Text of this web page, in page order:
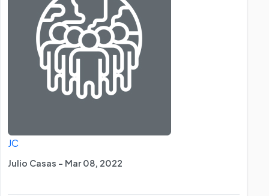
JC
Julio Casas - Mar 08, 2022